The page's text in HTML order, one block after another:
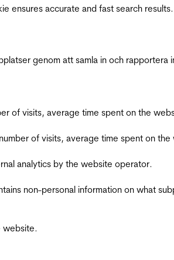
ensures accurate and fast search results.
genom att samla in och rapportera
of visits, average time spent on the
of visits, average time spent on
analytics by the website operator.
non-personal information on what
website.